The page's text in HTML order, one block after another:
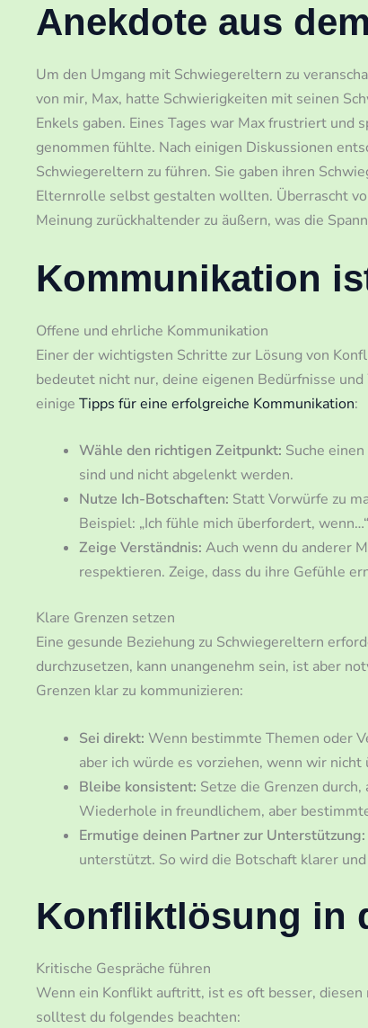
Anekdote aus
Um den Umgang mit Schwiegereltern zu
von mir, Max, hatte Schwierigkeiten mit seinen
Enkels gaben. Eines Tages war Max frustriert und
genommen fühlte. Nach einigen Diskussionen
Schwiegereltern zu führen. Sie gaben ihren
Elternrolle selbst gestalten wollten. Überrascht
Meinung zurückhaltender zu äußern, was die
Kommunikation
Offene und ehrliche Kommunikation
Einer der wichtigsten Schritte zur Lösung von
bedeutet nicht nur, deine eigenen Bedürfnisse
einige Tipps für eine erfolgreiche Kommunikation:
Wähle den richtigen Zeitpunkt: Suche
sind und nicht abgelenkt werden.
Nutze Ich-Botschaften: Statt Vorwürfe zu
Beispiel: „Ich fühle mich überfordert,
Zeige Verständnis: Auch wenn du anderer
respektieren. Zeige, dass du ihre Gefühle
Klare Grenzen setzen
Eine gesunde Beziehung zu Schwiegereltern
durchzusetzen, kann unangenehm sein, ist aber
Grenzen klar zu kommunizieren:
Sei direkt: Wenn bestimmte Themen oder
aber ich würde es vorziehen, wenn wir nicht
Bleibe konsistent: Setze die Grenzen
Wiederhole in freundlichem, aber
Ermutige deinen Partner zur Unterstützung:
unterstützt. So wird die Botschaft klarer
Konfliktlösung in
Kritische Gespräche führen
Wenn ein Konflikt auftritt, ist es oft besser, diesen
solltest du folgendes beachten: